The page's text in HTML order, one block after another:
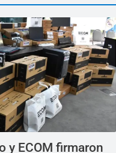
y ECOM firmaron